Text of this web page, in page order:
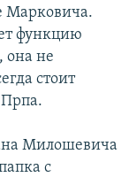
Марковича.
функцию
она не
стоит
Прпа.
Милошевича
с